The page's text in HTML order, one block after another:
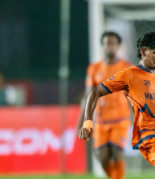
സൂപ്പര്‍ കപ്പ്
സെമി ഫൈനലില്‍
ബ്ലാസ്റ്റേഴ്‌സ്
മത്സരങ്ങളില്‍
യുനൈറ്റഡിനെയും
ബ്ലാസ്റ്റേഴ്‌സ്